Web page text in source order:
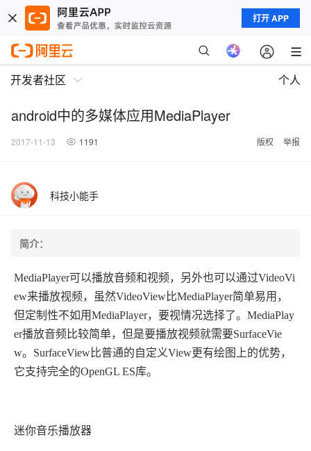
打开 APP
开发者社区 个人
android中的多媒体应用MediaPlayer
2017-11-13 1191 版权 举报
科技小能手
简介：
MediaPlayer可以播放音频和视频，另外也可以通过VideoVi
ew来播放视频，虽然VideoView比MediaPlayer简单易用，
但定制性不如用MediaPlayer，要视情况选择了。MediaPlay
er播放音频比较简单，但是要播放视频就需要SurfaceVie
w。SurfaceView比普通的自定义View更有绘图上的优势，
它支持完全的OpenGL ES库。
迷你音乐播放器